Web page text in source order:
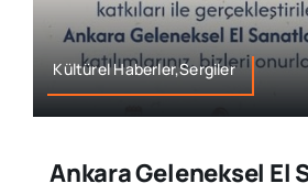
Kültürel Haberler,Sergiler
Ankara Geleneksel El